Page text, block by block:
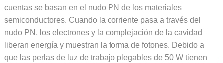
cuentas se basan en el nudo PN de los materiales
semiconductores. Cuando la corriente pasa a través del
nudo PN, los electrones y la complejación de la cavidad
liberan energía y muestran la forma de fotones. Debido a
que las perlas de luz de trabajo plegables de 50 W tienen